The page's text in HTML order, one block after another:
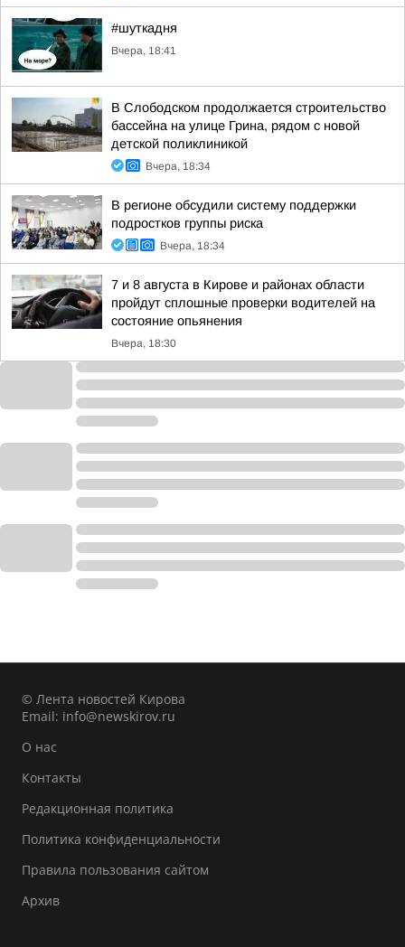
#шуткадня
Вчера, 18:41
В Слободском продолжается строительство
бассейна на улице Грина, рядом с новой
детской поликлиникой
Вчера, 18:34
В регионе обсудили систему поддержки
подростков группы риска
Вчера, 18:34
7 и 8 августа в Кирове и районах области
пройдут сплошные проверки водителей на
состояние опьянения
Вчера, 18:30
© Лента новостей Кирова
Email: info@newskirov.ru
О нас
Контакты
Редакционная политика
Политика конфиденциальности
Правила пользования сайтом
Архив